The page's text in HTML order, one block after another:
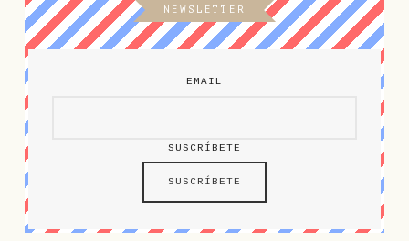
NEWSLETTER
EMAIL
SUSCRÍBETE